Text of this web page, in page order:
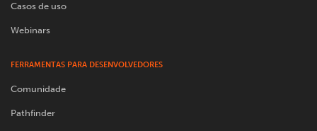
Casos de uso
Webinars
FERRAMENTAS PARA DESENVOLVEDORES
Comunidade
Pathfinder